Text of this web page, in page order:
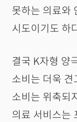
못하는 의료와
시도이기도 하
결국 K자형 양
소비는 더욱
소비는 위축되
의료 서비스는